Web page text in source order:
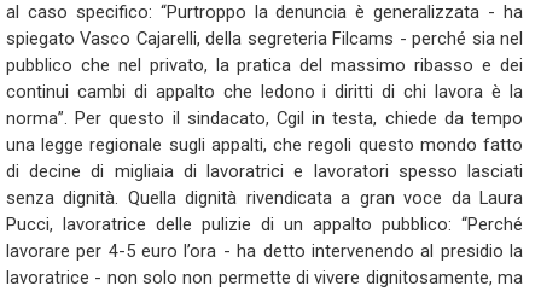
al caso specifico: “Purtroppo la denuncia è generalizzata - ha
spiegato Vasco Cajarelli, della segreteria Filcams - perché sia nel
pubblico che nel privato, la pratica del massimo ribasso e dei
continui cambi di appalto che ledono i diritti di chi lavora è la
norma”. Per questo il sindacato, Cgil in testa, chiede da tempo
una legge regionale sugli appalti, che regoli questo mondo fatto
di decine di migliaia di lavoratrici e lavoratori spesso lasciati
senza dignità. Quella dignità rivendicata a gran voce da Laura
Pucci, lavoratrice delle pulizie di un appalto pubblico: “Perché
lavorare per 4-5 euro l’ora - ha detto intervenendo al presidio la
lavoratrice - non solo non permette di vivere dignitosamente, ma